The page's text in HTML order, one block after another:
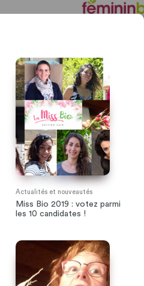
Actualités et nouveautés
Miss Bio 2019 : votez parmi
les 10 candidates !